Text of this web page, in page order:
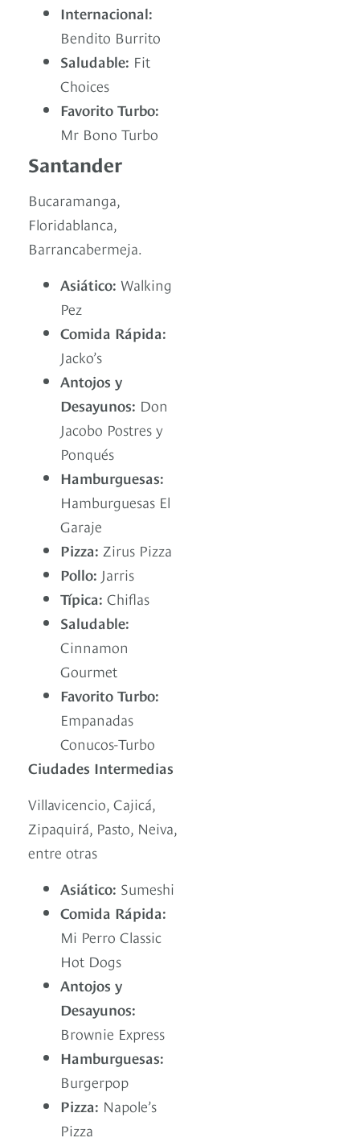
Internacional:
Bendito Burrito
Saludable: Fit
Choices
Favorito Turbo:
Mr Bono Turbo
Santander
Bucaramanga,
Floridablanca,
Barrancabermeja.
Asiático: Walking
Pez
Comida Rápida:
Jacko’s
Antojos y
Desayunos: Don
Jacobo Postres y
Ponqués
Hamburguesas:
Hamburguesas El
Garaje
Pizza: Zirus Pizza
Pollo: Jarris
Típica: Chiflas
Saludable:
Cinnamon
Gourmet
Favorito Turbo:
Empanadas
Conucos-Turbo
Ciudades Intermedias
Villavicencio, Cajicá,
Zipaquirá, Pasto, Neiva,
entre otras
Asiático: Sumeshi
Comida Rápida:
Mi Perro Classic
Hot Dogs
Antojos y
Desayunos:
Brownie Express
Hamburguesas:
Burgerpop
Pizza: Napole’s
Pizza